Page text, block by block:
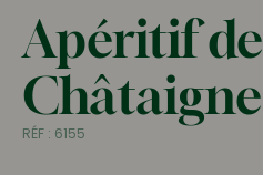
Apéritif de
Châtaigne
RÉF : 6155